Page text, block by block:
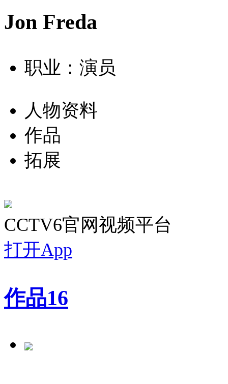
Jon Freda
职业：演员
人物资料
作品
拓展
CCTV6官网视频平台
打开App
作品16